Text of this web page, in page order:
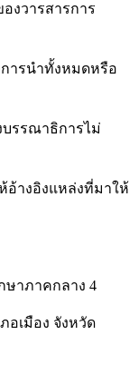
งวารสารการ
ารนำทั้งหมดหรือ
บรรณาธิการไม่
อ้างอิงแหล่งที่มาให้
ษาภาคกลาง 4
อเมือง จังหวัด